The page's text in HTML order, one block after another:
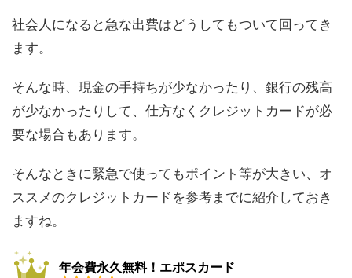
社会人になると急な出費はどうしてもついて回ってき
ます。
そんな時、現金の手持ちが少なかったり、銀行の残高
が少なかったりして、仕方なくクレジットカードが必
要な場合もあります。
そんなときに緊急で使ってもポイント等が大きい、オ
ススメのクレジットカードを参考までに紹介しておき
ますね。
年会費永久無料！エポスカード